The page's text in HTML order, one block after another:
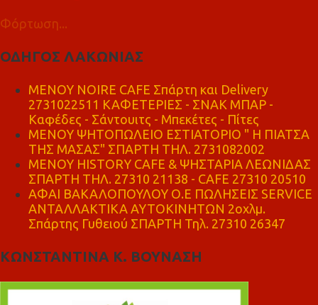
Φόρτωση...
ΟΔΗΓΟΣ ΛΑΚΩΝΙΑΣ
MENOY NOIRE CAFE Σπάρτη και Delivery
2731022511 ΚΑΦΕΤΕΡΙΕΣ - ΣΝΑΚ ΜΠΑΡ -
Καφέδες - Σάντουιτς - Μπεκέτες - Πίτες
ΜΕΝΟΥ ΨΗΤΟΠΩΛΕΙΟ ΕΣΤΙΑΤΟΡΙΟ " Η ΠΙΑΤΣΑ
ΤΗΣ ΜΑΣΑΣ" ΣΠΑΡΤΗ ΤΗΛ. 2731082002
ΜΕΝΟΥ HISTORY CAFE & ΨΗΣΤΑΡΙΑ ΛΕΩΝΙΔΑΣ
ΣΠΑΡΤΗ ΤΗΛ. 27310 21138 - CAFE 27310 20510
ΑΦΑΙ ΒΑΚΑΛΟΠΟΥΛΟΥ Ο.Ε ΠΩΛΗΣΕΙΣ SERVICE
ΑΝΤΑΛΛΑΚΤΙΚΑ ΑΥΤΟΚΙΝΗΤΩΝ 2οχλμ.
Σπάρτης Γυθειού ΣΠΑΡΤΗ Τηλ. 27310 26347
ΚΩΝΣΤΑΝΤΙΝΑ Κ. ΒΟΥΝΑΣΗ